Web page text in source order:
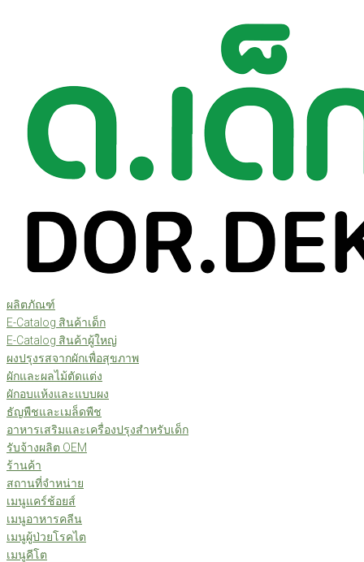
ผลิตภัณฑ์
E-Catalog สินค้าเด็ก
E-Catalog สินค้าผู้ใหญ่
ผงปรุงรสจากผักเพื่อสุขภาพ
ผักและผลไม้ตัดแต่ง
ผักอบแห้งและแบบผง
ธัญพืชและเมล็ดพืช
อาหารเสริมและเครื่องปรุงสำหรับเด็ก
รับจ้างผลิต OEM
ร้านค้า
สถานที่จำหน่าย
เมนูแคร์ช้อยส์
เมนูอาหารคลีน
เมนูผู้ป่วยโรคไต
เมนูคีโต